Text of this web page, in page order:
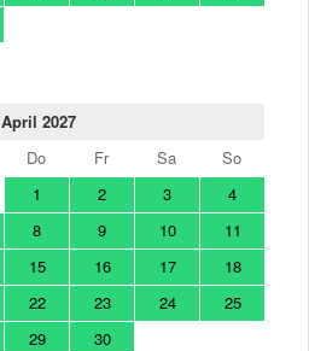
April 2027
Do Fr Sa
So
1
2 3
4
8 9 10
11
15 16 17
18
22 23 24
25
29 30